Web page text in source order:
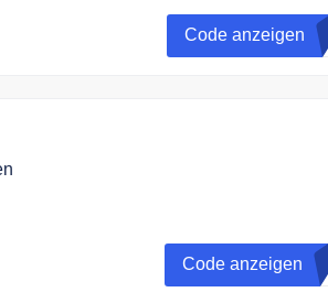
Code anzeigen
nicht kombinierbar mit anderen
Code anzeigen